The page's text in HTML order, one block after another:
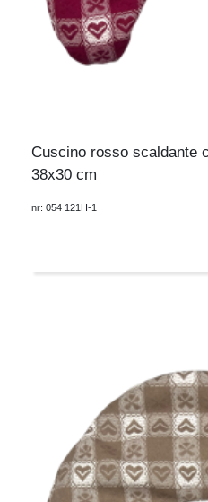
Cuscino rosso scaldante
38x30 cm
nr: 054 121H-1